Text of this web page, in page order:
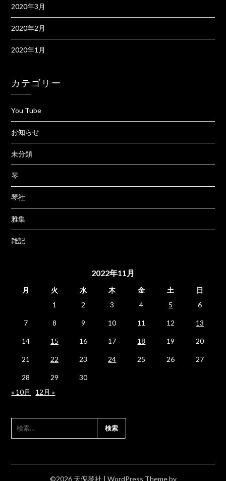
2020年3月
2020年2月
2020年1月
カテゴリー
You Tube
お知らせ
未分類
琴
琴社
雅集
雑記
2022年11月
月 火 水 木 金 土
日
1
2 3 4 5 6
7 8 9 10 11 12 13
14 15 16 17 18 19 20
21 22 23 24 25 26 27
28 29
30
« 10月
12月 »
索:
©2026 天倪琴社 | WordPress Theme by